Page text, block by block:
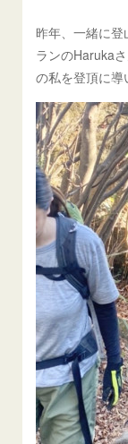
昨年、一緒に
ランのHaruka
の私を登頂に